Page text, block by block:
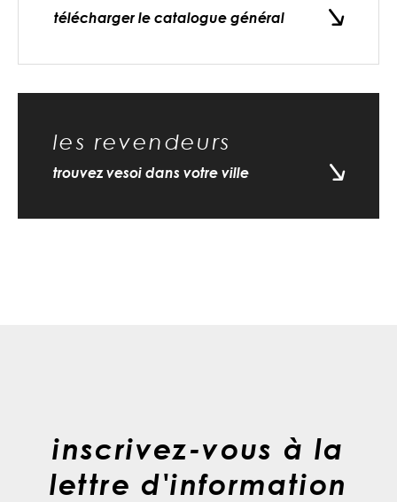
télécharger le catalogue général
les revendeurs
trouvez vesoi dans votre ville
inscrivez-vous à la
lettre d'information